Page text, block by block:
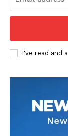
I've read and